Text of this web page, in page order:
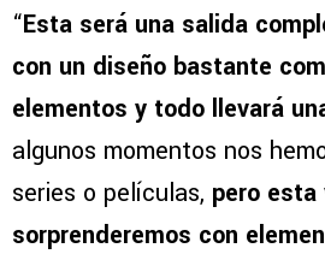
“Esta será una salida
con un diseño bastante
elementos y todo llevará
algunos momentos nos
series o películas, pero esta
sorprenderemos con